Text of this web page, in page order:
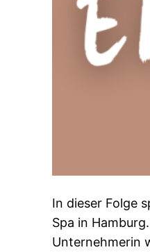
In dieser Folge
Spa in
Unternehmerin